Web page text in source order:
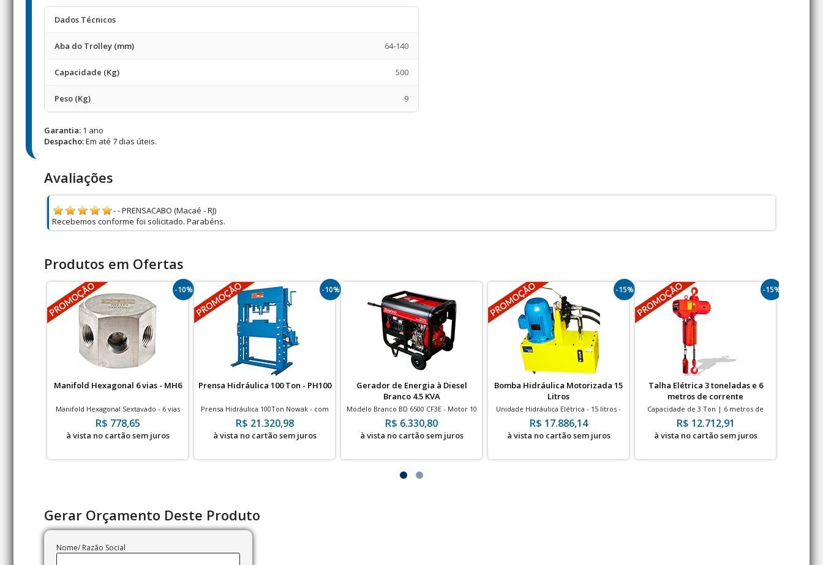
Dados Técnicos
Aba do Trolley (mm) 64-140
Capacidade (Kg) 500
Peso (Kg) 9
Garantia: 1 ano
Despacho:Em até 7 dias úteis.
Avaliações
- - PRENSACABO (Macaé - RJ)
Recebemos conforme foi solicitado. Parabéns.
Produtos em Ofertas
-10%
Manifold Hexagonal 6 vias - MH6
Manifold Hexagonal Sextavado - 6 vias
R$ 778,65
à vista no cartão sem juros
-10%
Prensa Hidráulica 100 Ton - PH100
Prensa Hidráulica 100Ton Nowak - com
Manômetro
R$ 21.320,98
à vista no cartão sem juros
Gerador de Energia à Diesel
Branco 4.5 KVA
Modelo Branco BD 6500 CF3E - Motor 10
HP - Partida Elétrica
R$ 6.330,80
à vista no cartão sem juros
-15%
Bomba Hidráulica Motorizada 15
Litros
Unidade Hidráulica Elétrica - 15 litros -
250bar - Válvula 2 vias
R$ 17.886,14
à vista no cartão sem juros
-15%
Talha Elétrica 3 toneladas e 6
metros de corrente
Capacidade de 3 Ton | 6 metros de
Corrente
R$ 12.712,91
à vista no cartão sem juros
Gerar Orçamento Deste Produto
Nome/ Razão Social